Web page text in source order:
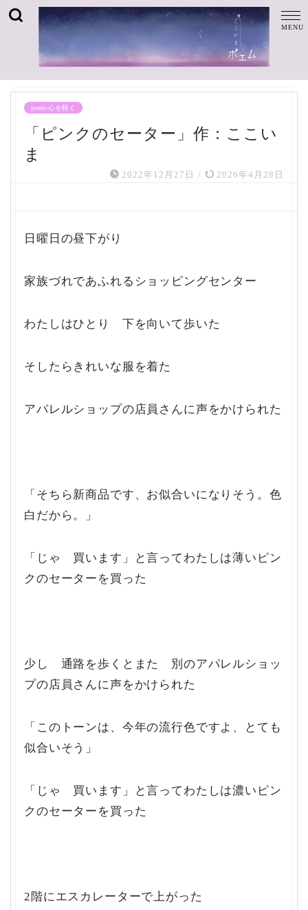
poem-心を軽く
「ピンクのセーター」作：ここい
ま
2022年12月27日 / 2026年4月28日
日曜日の昼下がり
家族づれであふれるショッピングセンター
わたしはひとり 下を向いて歩いた
そしたらきれいな服を着た
アパレルショップの店員さんに声をかけられた
「そちら新商品です、お似合いになりそう。色
白だから。」
「じゃ 買います」と言ってわたしは薄いピン
クのセーターを買った
少し 通路を歩くとまた 別のアパレルショッ
プの店員さんに声をかけられた
「このトーンは、今年の流行色ですよ、とても
似合いそう」
「じゃ 買います」と言ってわたしは濃いピン
クのセーターを買った
2階にエスカレーターで上がった